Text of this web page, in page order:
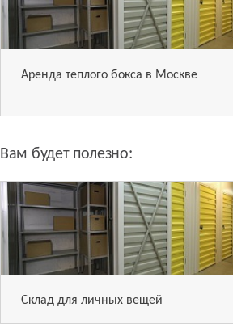
Аренда теплого бокса в Москве
Вам будет полезно:
Склад для личных вещей